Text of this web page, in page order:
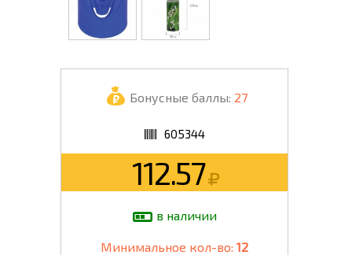
Бонусные баллы: 27
605344
112.57
в наличии
Минимальное кол-во: 12